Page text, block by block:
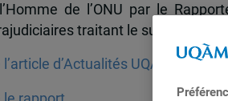
de l’ONU par le
traitant le sujet des
l’article d’Actualités UQAM